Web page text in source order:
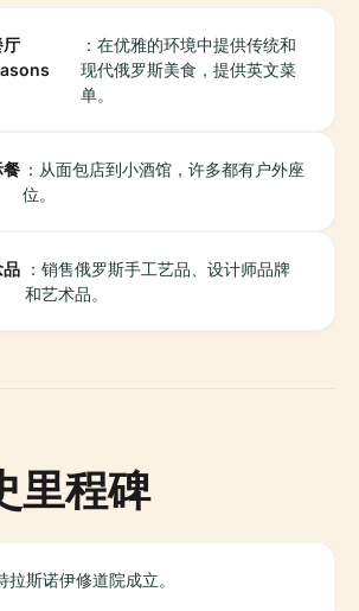
厅
：在优雅的环境中提供传统和
现代俄罗斯美食，提供英文菜
单。
餐 ：从面包店到小酒馆，许多都有户外座
位。
品 ：销售俄罗斯手工艺品、设计师品牌
和艺术品。
里程碑
拉斯诺伊修道院成立。